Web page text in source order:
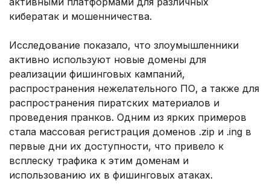
кибератак и мошенничества.
Исследование показало, что злоумышленники
активно используют новые домены для
реализации фишинговых кампаний,
распространения нежелательного ПО, а также для
распространения пиратских материалов и
проведения пранков. Одним из ярких примеров
стала массовая регистрация доменов .zip и .ing в
первые дни их доступности, что привело к
всплеску трафика к этим доменам и
использованию их в фишинговых атаках.